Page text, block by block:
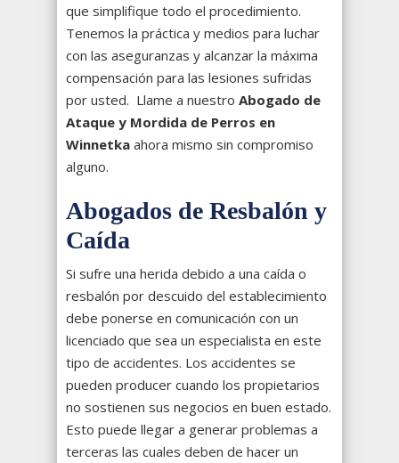
que simplifique todo el procedimiento.
Tenemos la práctica y medios para luchar
con las aseguranzas y alcanzar la máxima
compensación para las lesiones sufridas
por usted. Llame a nuestro Abogado de
Ataque y Mordida de Perros en
Winnetka ahora mismo sin compromiso
alguno.
Abogados de Resbalón y
Caída
Si sufre una herida debido a una caída o
resbalón por descuido del establecimiento
debe ponerse en comunicación con un
licenciado que sea un especialista en este
tipo de accidentes. Los accidentes se
pueden producer cuando los propietarios
no sostienen sus negocios en buen estado.
Esto puede llegar a generar problemas a
terceras las cuales deben de hacer un